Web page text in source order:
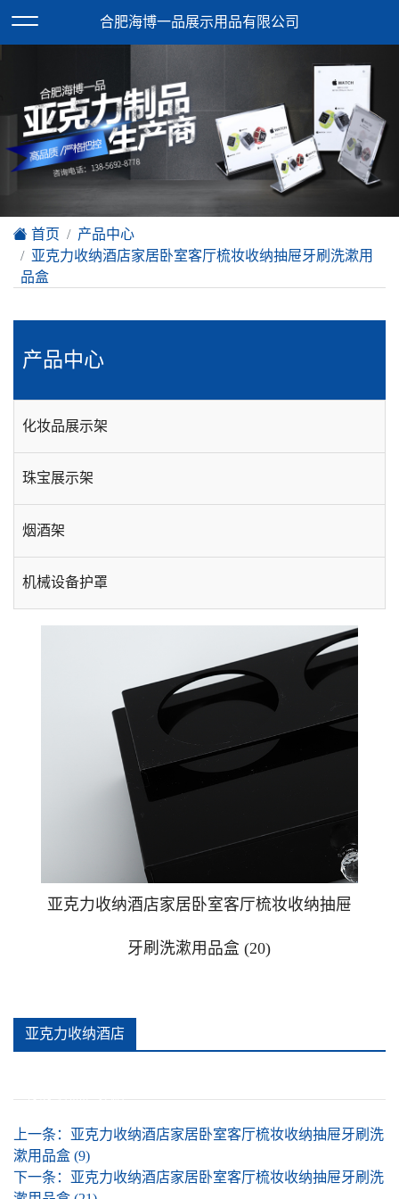
欢迎访问合肥海博一品展示用品有限公司网站！
合肥海博一品展示用品有限公司
首页
产品中心
亚克力收纳酒店家居卧室客厅梳妆收纳抽屉牙刷洗漱用
品盒
产品中心
化妆品展示架
珠宝展示架
烟酒架
机械设备护罩
广告提示牌警示贴牌
可插款二维码台卡
推拉贴牌
亚克力安全警示牌消防安全标识牌
亚克力酒店家居卧室客厅杯垫
亚克力收纳酒店家居卧室客厅梳妆收纳抽屉
牙刷洗漱用品盒 (20)
亚克力收纳酒店
妆收纳抽屉牙刷
洗漱用品盒 (20)详
情
上一条： 亚克力收纳酒店家居卧室客厅梳妆收纳抽屉牙刷洗
漱用品盒 (9)
下一条： 亚克力收纳酒店家居卧室客厅梳妆收纳抽屉牙刷洗